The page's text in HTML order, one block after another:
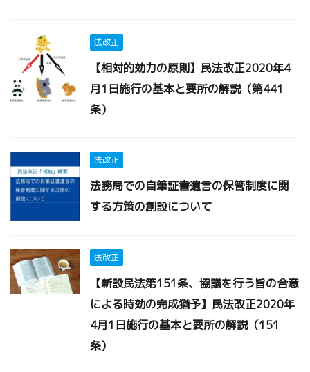
法改正
【相対的効力の原則】民法改正2020年4
月1日施行の基本と要所の解説（第441
条）
法改正
法務局での自筆証書遺言の保管制度に関
する方策の創設について
法改正
【新設民法第151条、協議を行う旨の合意
による時効の完成猶予】民法改正2020年
4月1日施行の基本と要所の解説（151
条）